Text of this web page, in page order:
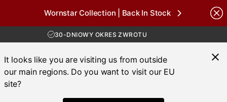
Wornstar Collection | Back In Stock
30-DNIOWY OKRES ZWROTU
DOSTAWA 4-7 DNI
DARMOWA WYSYŁKA POWYŻEJ 450 ZŁ
It looks like you are visiting us from outside
our main regions. Do you want to visit our EU
site?